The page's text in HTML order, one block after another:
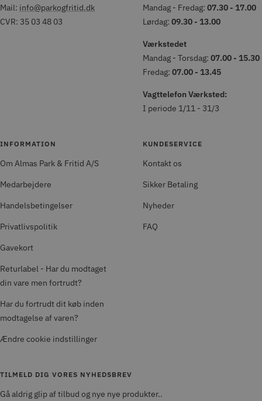
Mail: info@parkogfritid.dk
CVR: 35 03 48 03
Mandag - Fredag: 07.30 - 17.00
Lørdag: 09.30 - 13.00
Værkstedet
Mandag - Torsdag: 07.00 - 15.30
Fredag: 07.00 - 13.45
Vagttelefon Værksted:
I periode 1/11 - 31/3
INFORMATION
Om Almas Park & Fritid A/S
Medarbejdere
Handelsbetingelser
Privatlivspolitik
Gavekort
Returlabel - Har du modtaget
din vare men fortrudt?
Har du fortrudt dit køb inden
modtagelse af varen?
Ændre cookie indstillinger
KUNDESERVICE
Kontakt os
Sikker Betaling
Nyheder
FAQ
TILMELD DIG VORES NYHEDSBREV
Gå aldrig glip af tilbud og nye nye produkter..